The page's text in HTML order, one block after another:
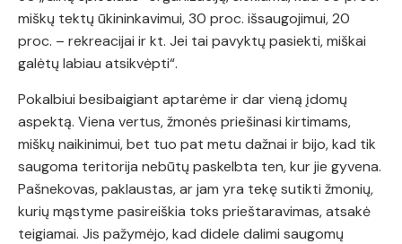
miškų tektų ūkininkavimui, 30 proc. išsaugojimui, 20
proc. – rekreacijai ir kt. Jei tai pavyktų pasiekti, miškai
galėtų labiau atsikvėpti“.
Pokalbiui besibaigiant aptarėme ir dar vieną įdomų
aspektą. Viena vertus, žmonės priešinasi kirtimams,
miškų naikinimui, bet tuo pat metu dažnai ir bijo, kad tik
saugoma teritorija nebūtų paskelbta ten, kur jie gyvena.
Pašnekovas, paklaustas, ar jam yra tekę sutikti žmonių,
kurių mąstyme pasireiškia toks prieštaravimas, atsakė
teigiamai. Jis pažymėjo, kad didele dalimi saugomų